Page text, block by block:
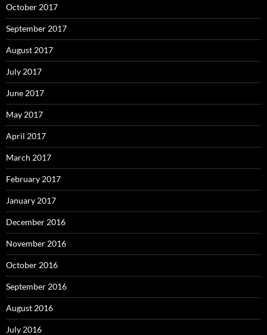
October 2017
September 2017
August 2017
July 2017
June 2017
May 2017
April 2017
March 2017
February 2017
January 2017
December 2016
November 2016
October 2016
September 2016
August 2016
July 2016